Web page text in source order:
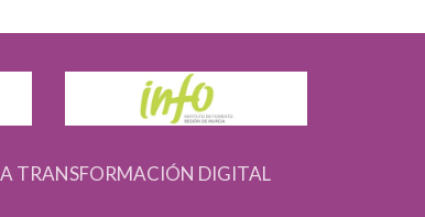
TRANSFORMACIÓN DIGITAL